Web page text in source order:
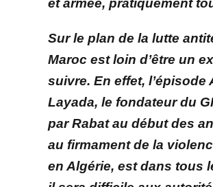
et armée, pratiquement
Sur le plan de la lutte
Maroc est loin d’être un
suivre. En effet, l’épisode
Layada, le fondateur du
par Rabat au début des
au firmament de la
en Algérie, est dans tous